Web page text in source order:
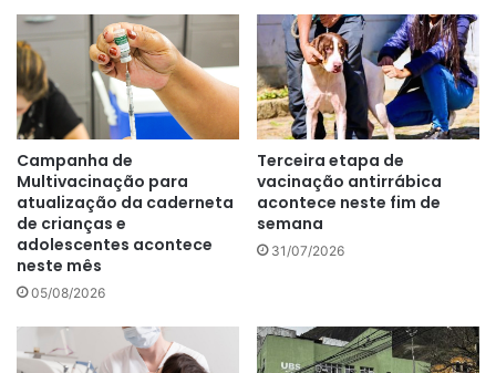
Campanha de
Multivacinação para
atualização da caderneta
de crianças e
adolescentes acontece
neste mês
05/08/2026
Terceira etapa de
vacinação antirrábica
acontece neste fim de
semana
31/07/2026